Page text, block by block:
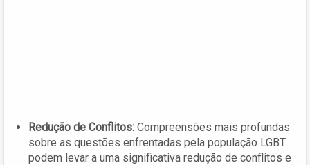
Redução de Conflitos: Compreensões mais profundas
sobre as questões enfrentadas pela população LGBT
podem levar a uma significativa redução de conflitos e